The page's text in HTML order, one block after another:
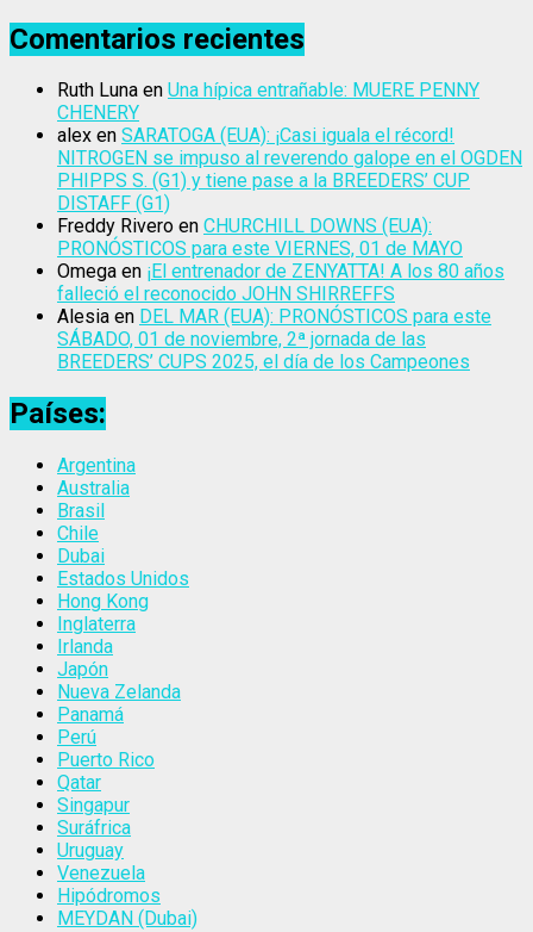
Comentarios recientes
Ruth Luna en Una hípica entrañable: MUERE PENNY
CHENERY
alex en SARATOGA (EUA): ¡Casi iguala el récord!
NITROGEN se impuso al reverendo galope en el OGDEN
PHIPPS S. (G1) y tiene pase a la BREEDERS’ CUP
DISTAFF (G1)
Freddy Rivero en CHURCHILL DOWNS (EUA):
PRONÓSTICOS para este VIERNES, 01 de MAYO
Omega en ¡El entrenador de ZENYATTA! A los 80 años
falleció el reconocido JOHN SHIRREFFS
Alesia en DEL MAR (EUA): PRONÓSTICOS para este
SÁBADO, 01 de noviembre, 2ª jornada de las
BREEDERS’ CUPS 2025, el día de los Campeones
Países:
Argentina
Australia
Brasil
Chile
Dubai
Estados Unidos
Hong Kong
Inglaterra
Irlanda
Japón
Nueva Zelanda
Panamá
Perú
Puerto Rico
Qatar
Singapur
Suráfrica
Uruguay
Venezuela
Hipódromos
MEYDAN (Dubai)